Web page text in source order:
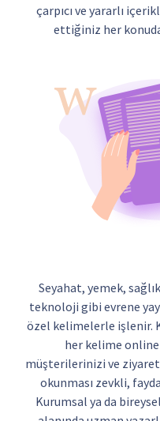
çarpıcı ve yararlı
ettiğiniz her
Seyahat, yemek,
teknoloji gibi evrene
özel kelimelerle işlenir.
her kelime
müşterilerinizi ve
okunması zevkli,
Kurumsal ya da